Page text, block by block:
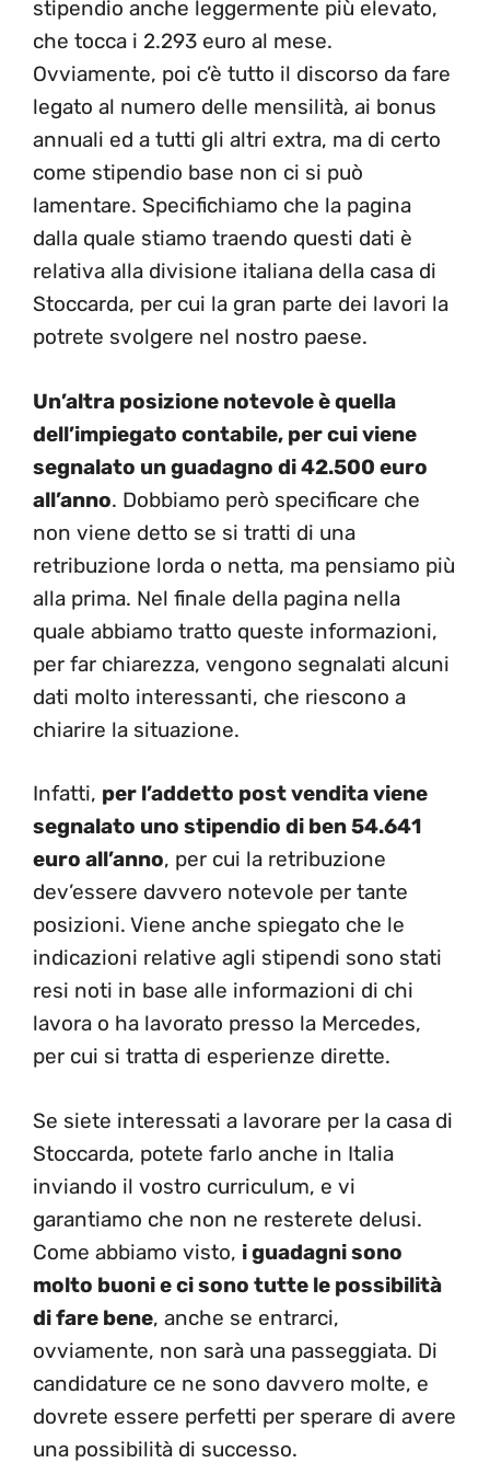
stipendio anche leggermente più elevato,
che tocca i 2.293 euro al mese.
Ovviamente, poi c’è tutto il discorso da fare
legato al numero delle mensilità, ai bonus
annuali ed a tutti gli altri extra, ma di certo
come stipendio base non ci si può
lamentare. Specifichiamo che la pagina
dalla quale stiamo traendo questi dati è
relativa alla divisione italiana della casa di
Stoccarda, per cui la gran parte dei lavori la
potrete svolgere nel nostro paese.
Un’altra posizione notevole è quella
dell’impiegato contabile, per cui viene
segnalato un guadagno di 42.500 euro
all’anno. Dobbiamo però specificare che
non viene detto se si tratti di una
retribuzione lorda o netta, ma pensiamo più
alla prima. Nel finale della pagina nella
quale abbiamo tratto queste informazioni,
per far chiarezza, vengono segnalati alcuni
dati molto interessanti, che riescono a
chiarire la situazione.
Infatti, per l’addetto post vendita viene
segnalato uno stipendio di ben 54.641
euro all’anno, per cui la retribuzione
dev’essere davvero notevole per tante
posizioni. Viene anche spiegato che le
indicazioni relative agli stipendi sono stati
resi noti in base alle informazioni di chi
lavora o ha lavorato presso la Mercedes,
per cui si tratta di esperienze dirette.
Se siete interessati a lavorare per la casa di
Stoccarda, potete farlo anche in Italia
inviando il vostro curriculum, e vi
garantiamo che non ne resterete delusi.
Come abbiamo visto, i guadagni sono
molto buoni e ci sono tutte le possibilità
di fare bene, anche se entrarci,
ovviamente, non sarà una passeggiata. Di
candidature ce ne sono davvero molte, e
dovrete essere perfetti per sperare di avere
una possibilità di successo.